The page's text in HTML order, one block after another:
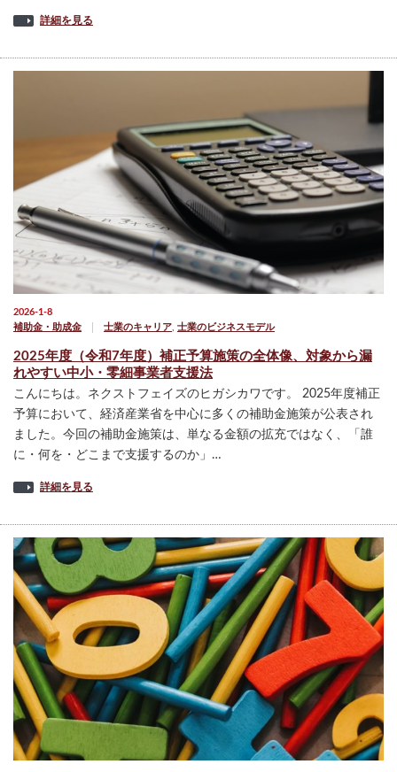
詳細を見る
2026-1-8
補助金・助成金
士業のキャリア, 士業のビジネスモデル
2025年度（令和7年度）補正予算施策の全体像、対象から漏
れやすい中小・零細事業者支援法
こんにちは。ネクストフェイズのヒガシカワです。 2025年度補正
予算において、経済産業省を中心に多くの補助金施策が公表され
ました。今回の補助金施策は、単なる金額の拡充ではなく、「誰
に・何を・どこまで支援するのか」…
詳細を見る